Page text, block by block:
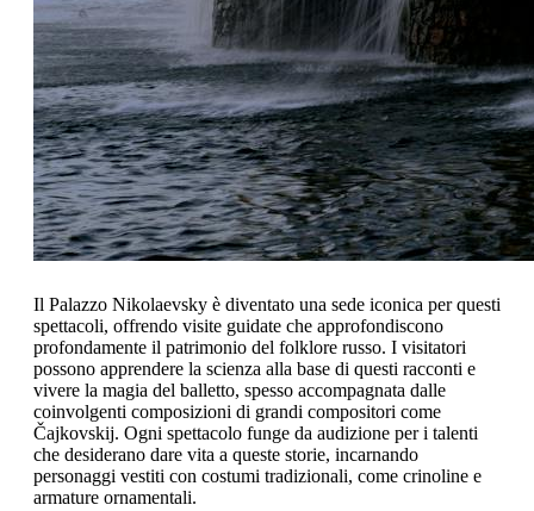
Il Palazzo Nikolaevsky è diventato una sede iconica per questi
spettacoli, offrendo visite guidate che approfondiscono
profondamente il patrimonio del folklore russo. I visitatori
possono apprendere la scienza alla base di questi racconti e
vivere la magia del balletto, spesso accompagnata dalle
coinvolgenti composizioni di grandi compositori come
Čajkovskij. Ogni spettacolo funge da audizione per i talenti
che desiderano dare vita a queste storie, incarnando
personaggi vestiti con costumi tradizionali, come crinoline e
armature ornamentali.